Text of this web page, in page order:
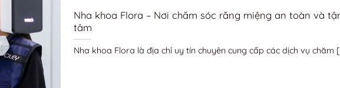
Nha khoa Flora – Nơi chăm sóc răng miệng an toàn và
tâm
Nha khoa Flora là địa chỉ uy tín chuyên cung cấp các dịch vụ chăm